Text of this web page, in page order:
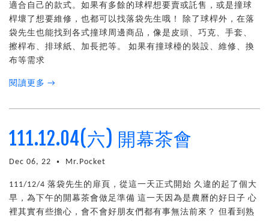
適合自己的款式。如果有多餘的球桿想要賣或託售，或是撞球
桿壞了想要維修，也都可以找落袋先生哦！ 除了球桿外，在落
袋先生也能找到各式撞球周邊商品，像是皮頭、巧克、手套、
擦桿布、排球紙、加長把等。 如果有撞球檯的裝設、維修、換
布等需求
閱讀更多 →
111.12.04(六) 開幕茶會
Dec 06, 22 • Mr.Pocket
111/12/4 落袋先生的扉頁，從這一天正式開始 久違的起了個大
早，為下午的開幕茶會做足準備 這一天因為是農曆的好日子 心
裡其實有些擔心，會不會好朋友們都有事無法前來？ 但看到熟